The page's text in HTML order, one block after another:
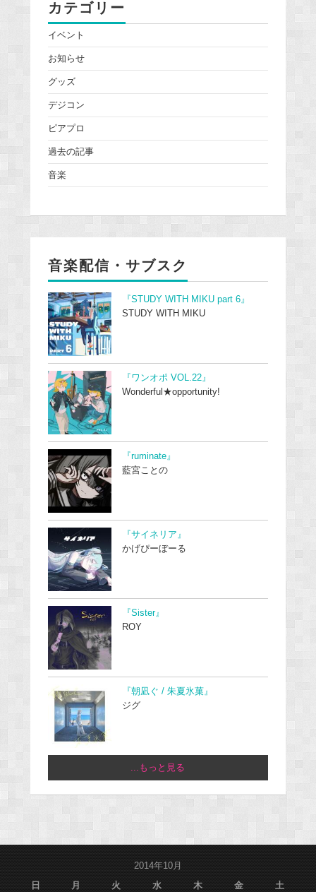
カテゴリー
イベント
お知らせ
グッズ
デジコン
ピアプロ
過去の記事
音楽
音楽配信・サブスク
『STUDY WITH MIKU part 6』
STUDY WITH MIKU
『ワンオポ VOL.22』
Wonderful★opportunity!
『ruminate』
藍宮ことの
『サイネリア』
かげぴーぼーる
『Sister』
ROY
『朝凪ぐ / 朱夏氷菓』
ジグ
...もっと見る
2014年10月
日
月 火 水 木 金 土